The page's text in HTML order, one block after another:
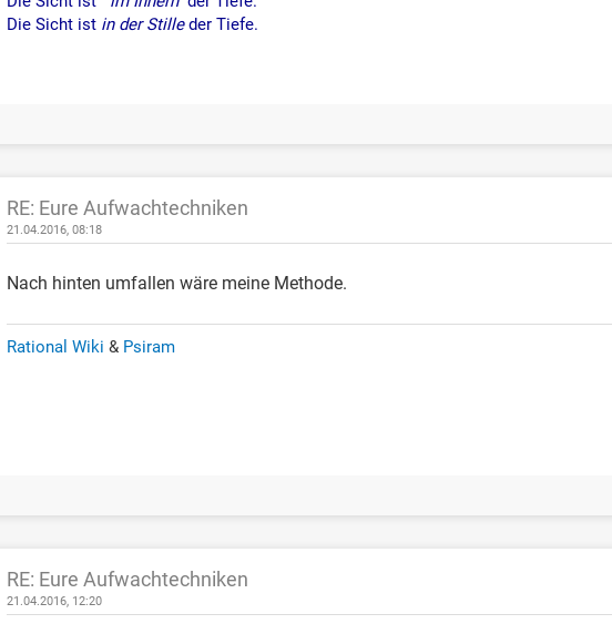
Die Sicht ist in der Stilleder Tiefe.
RE: Eure Aufwachtechniken
21.04.2016, 08:18
Nach hinten umfallen wäre meine Methode.
Rational Wiki & Psiram
RE: Eure Aufwachtechniken
21.04.2016, 12:20